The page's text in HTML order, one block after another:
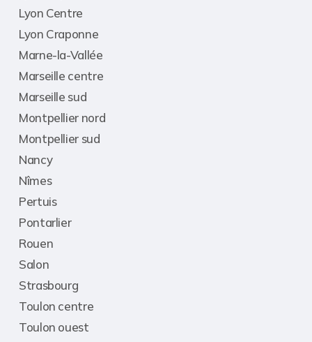
Lyon Centre
Lyon Craponne
Marne-la-Vallée
Marseille centre
Marseille sud
Montpellier nord
Montpellier sud
Nancy
Nîmes
Pertuis
Pontarlier
Rouen
Salon
Strasbourg
Toulon centre
Toulon ouest